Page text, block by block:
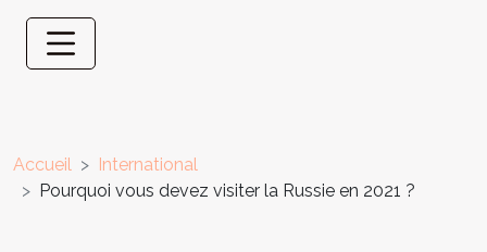
Accueil
International
Pourquoi vous devez visiter la Russie en 2021 ?